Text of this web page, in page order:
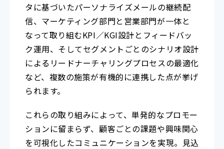
タに基づいたパーソナライズメールの継続配
信、マーケティング部門と営業部門が一体と
なって取り組むKPI／KGI設計とフィードバッ
ク運用、そしてセグメントごとのシナリオ設計
によるリードナーチャリングプロセスの最適化
など、複数の施策が有機的に連携した点が挙げ
られます。
これらの取り組みによって、単発的なプロモー
ションに留まらず、顧客ごとの課題や興味関心
を可視化したコミュニケーションを実現。見込